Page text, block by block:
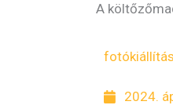
A
fotókiállítás
2024.